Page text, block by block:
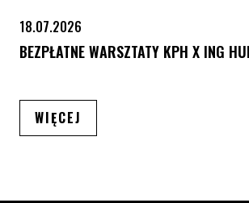
18.07.2026
BEZPŁATNE WARSZTATY KPH X ING
WIĘCEJ